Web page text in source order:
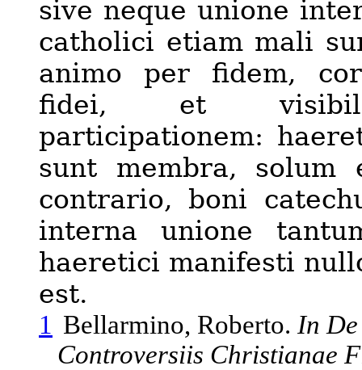
sive neque unione
catholici etiam mali
animo per fidem,
fidei, et
participationem:
sunt membra, solum
contrario, boni
interna unione
haeretici manifesti
est.
1 Bellarmino, Roberto. In
Controversiis Christianae